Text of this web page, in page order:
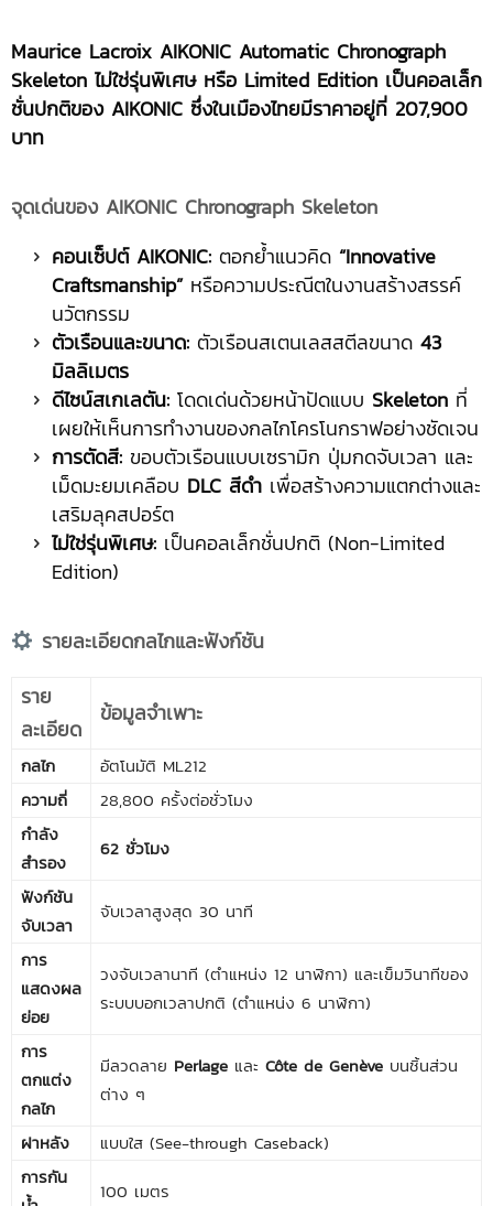
Maurice Lacroix AIKONIC Automatic Chronograph
Skeleton ไม่ใช่รุ่นพิเศษ หรือ Limited Edition เป็นคอลเล็ก
ชั่นปกติของ AIKONIC ซึ่งในเมืองไทยมีราคาอยู่ที่ 207,900
บาท
จุดเด่นของ AIKONIC Chronograph Skeleton
คอนเซ็ปต์ AIKONIC: ตอกย้ำแนวคิด “Innovative
Craftsmanship”หรือความประณีตในงานสร้างสรรค์
นวัตกรรม
ตัวเรือนและขนาด: ตัวเรือนสเตนเลสสตีลขนาด 43
มิลลิเมตร
ดีไซน์สเกเลตัน: โดดเด่นด้วยหน้าปัดแบบ Skeleton ที่
เผยให้เห็นการทำงานของกลไกโครโนกราฟอย่างชัดเจน
การตัดสี: ขอบตัวเรือนแบบเซรามิก ปุ่มกดจับเวลา และ
เม็ดมะยมเคลือบ DLC สีดำ เพื่อสร้างความแตกต่างและ
เสริมลุคสปอร์ต
ไม่ใช่รุ่นพิเศษ: เป็นคอลเล็กชั่นปกติ (Non-Limited
Edition)
รายละเอียดกลไกและฟังก์ชัน
ราย
ละเอียด
ข้อมูลจำเพาะ
กลไก
อัตโนมัติ ML212
ความถี่
28,800 ครั้งต่อชั่วโมง
กำลัง
สำรอง
62 ชั่วโมง
ฟังก์ชัน
จับเวลา
จับเวลาสูงสุด 30 นาที
การ
แสดงผล
ย่อย
วงจับเวลานาที (ตำแหน่ง 12 นาฬิกา) และเข็มวินาทีของ
ระบบบอกเวลาปกติ (ตำแหน่ง 6 นาฬิกา)
การ
ตกแต่ง
กลไก
มีลวดลาย Perlage และ Côte de Genève บนชิ้นส่วน
ต่าง ๆ
ฝาหลัง
แบบใส (See-through Caseback)
การกัน
100 เมตร